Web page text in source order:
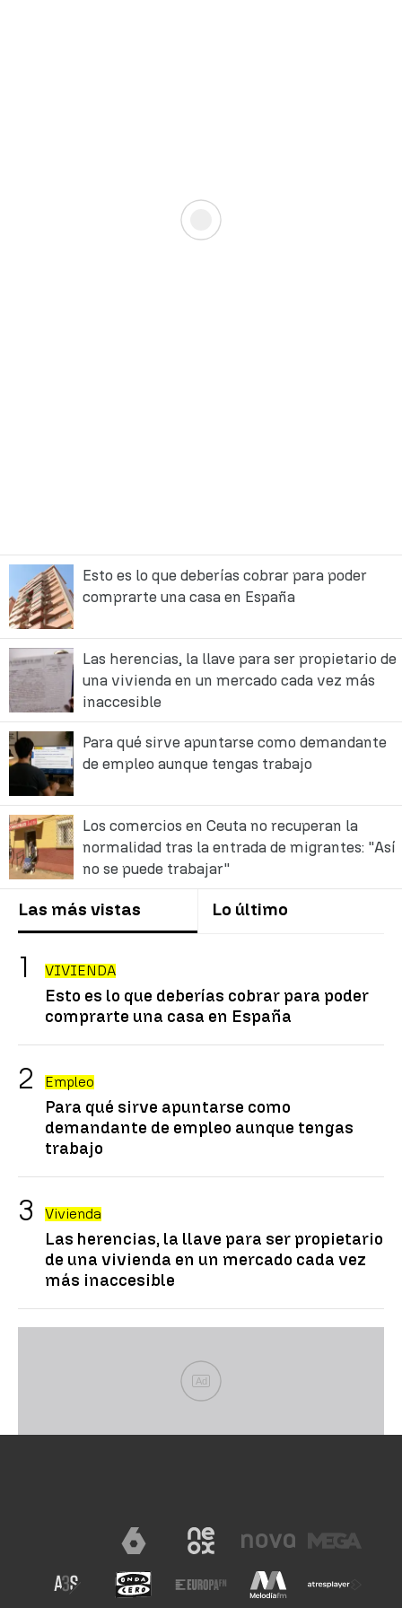
Esto es lo que deberías cobrar para poder
comprarte una casa en España
Las herencias, la llave para ser propietario de
una vivienda en un mercado cada vez más
inaccesible
Para qué sirve apuntarse como demandante
de empleo aunque tengas trabajo
Los comercios en Ceuta no recuperan la
normalidad tras la entrada de migrantes: "Así
no se puede trabajar"
Las más vistas Lo último
VIVIENDA
Esto es lo que deberías cobrar para poder
comprarte una casa en España
Empleo
Para qué sirve apuntarse como
demandante de empleo aunque tengas
trabajo
Vivienda
Las herencias, la llave para ser propietario
de una vivienda en un mercado cada vez
más inaccesible
Ad